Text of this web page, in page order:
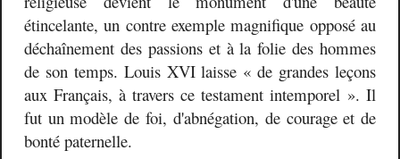
étincelante, un contre exemple magnifique opposé au
déchaînement des passions et à la folie des hommes
de son temps. Louis XVI laisse « de grandes leçons
aux Français, à travers ce testament intemporel ». Il
fut un modèle de foi, d'abnégation, de courage et de
bonté paternelle.